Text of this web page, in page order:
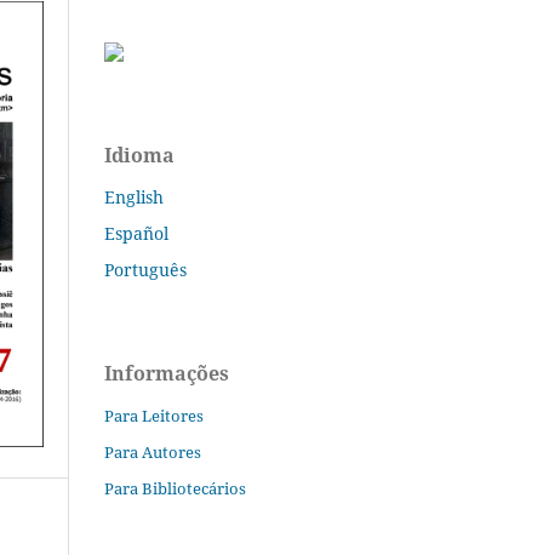
Idioma
English
Español
Português
Informações
Para Leitores
Para Autores
Para Bibliotecários